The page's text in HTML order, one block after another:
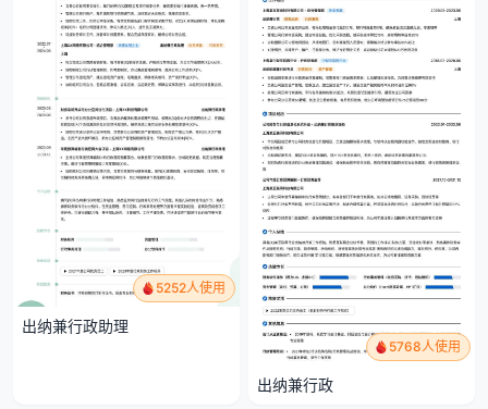
5252人使用
出纳兼行政助理
5768人使用
出纳兼行政